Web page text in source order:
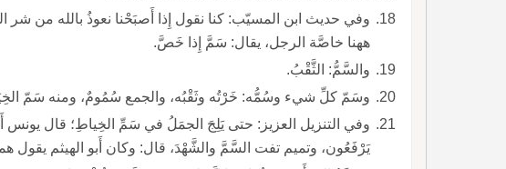
وفي حديث ابن المسيّب: كنا نقول إِذا أَصبَحْنا نعوذُ بالله من شر
ههنا خاصَّة الرجل، يقال: سَمَّ إِذا خَصَّ.
والسَّمُّ: الثَّقْبُ.
وسَمّ كلِّ شيء وسُمُّه: خَرْتُه وثَقْبُه، والجمع سُمُومٌ، ومنه سَمّ الخِيَاط.
يَرْفَعُون، وتميم تفت السَّمَّ والشَّهْدَ، قال: وكان أَبو الهيثم يقول هما لغتان سَمٌّ وسُمٌّ لخر الإِبْرة.